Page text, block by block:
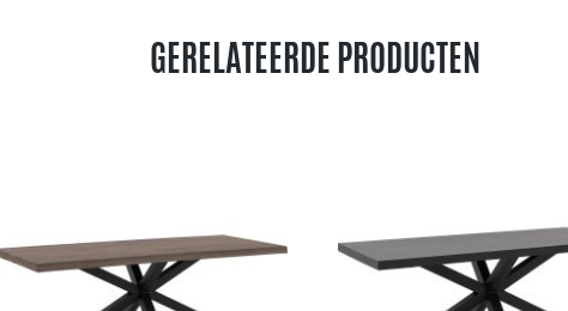
GERELATEERDE PRODUCTEN